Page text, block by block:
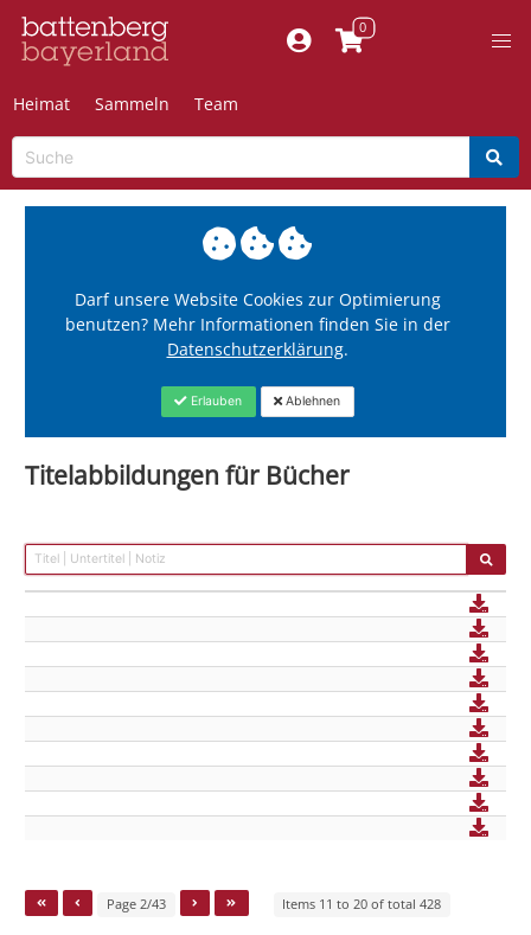
Heimat Sammeln Team
Darf unsere Website Cookies zur Optimierung
benutzen? Mehr Informationen finden Sie in der
Datenschutzerklärung.
Erlauben Ablehnen
Titelabbildungen für Bücher
Page 2/43 Items 11 to 20 of total 428